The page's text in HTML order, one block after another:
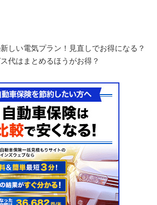
しい電気プラン！見直しでお得になる？
代はまとめるほうがお得？